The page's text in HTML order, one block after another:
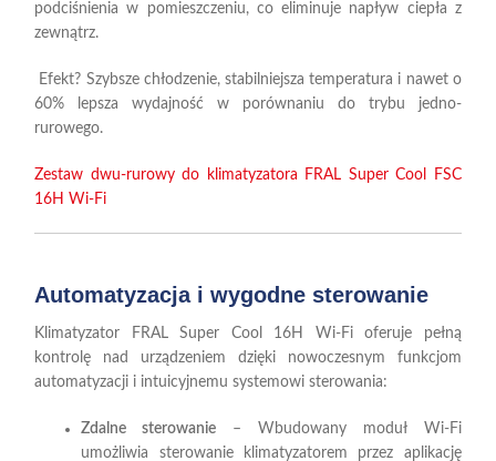
podciśnienia w pomieszczeniu, co eliminuje napływ ciepła z
zewnątrz.
Efekt? Szybsze chłodzenie, stabilniejsza temperatura i nawet o
60% lepsza wydajność w porównaniu do trybu jedno-
rurowego.
Zestaw dwu-rurowy do klimatyzatora FRAL Super Cool FSC
16H Wi-Fi
Automatyzacja i wygodne sterowanie
Klimatyzator FRAL Super Cool 16H Wi-Fi oferuje pełną
kontrolę nad urządzeniem dzięki nowoczesnym funkcjom
automatyzacji i intuicyjnemu systemowi sterowania:
Zdalne sterowanie – Wbudowany moduł Wi-Fi
umożliwia sterowanie klimatyzatorem przez aplikację